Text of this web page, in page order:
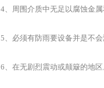
4、周围介质中无足以腐蚀金
5、必须有防雨要设备并是不
6、在无剧烈震动或颠簸的地区